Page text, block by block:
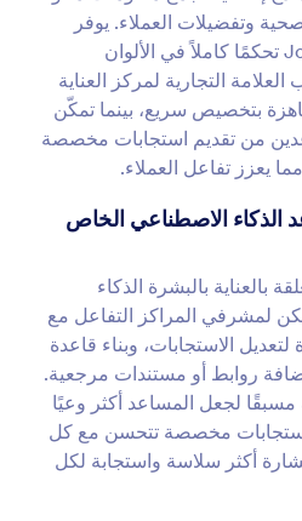
وتفضيلات العملاء. يوفر
مصمم المساعد في Jotform تحكمًا كاملاً في الألوان
التجارية لمركز العناية
بتخصيص سريع، بينما تمكّن
من تقديم استجابات مخصصة
يعزز تفاعل العملاء.
الاصطناعي الخاص
بالعناية بالبشرة الذكاء
لمشرفي المراكز التفاعل مع
الاستجابات، وبناء قاعدة
روابط أو مستندات مرجعية.
مسبقًا لجعل المساعد أكثر وعيًا
استجابات مخصصة تتحسن مع كل
أكثر سلاسة واستجابة لكل